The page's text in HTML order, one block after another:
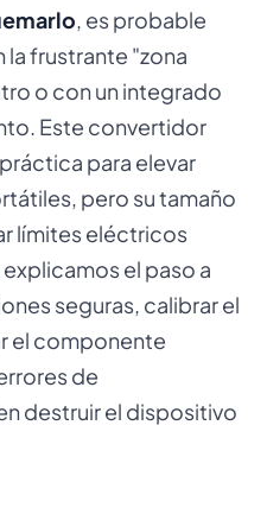
, es probable
frustrante "zona
o con un integrado
Este convertidor
para elevar
pero su tamaño
límites eléctricos
el paso a
seguras, calibrar el
el componente
de
destruir el dispositivo